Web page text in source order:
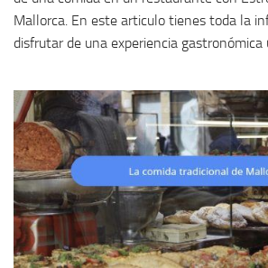
Mallorca. En este articulo tienes toda la
disfrutar de una experiencia gastronómica